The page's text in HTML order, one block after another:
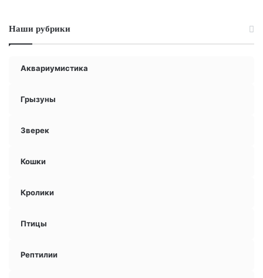
Наши рубрики
Аквариумистика
Грызуны
Зверек
Кошки
Кролики
Птицы
Рептилии